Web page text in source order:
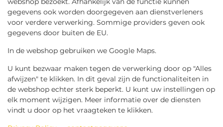
webshop bezoekt. Afhankelijk van de functie kunnen
gegevens ook worden doorgegeven aan dienstverleners
voor verdere verwerking. Sommige providers geven ook
gegevens door buiten de EU.
In de webshop gebruiken we Google Maps.
U kunt bezwaar maken tegen de verwerking door op "Alles
afwijzen" te klikken. In dit geval zijn de functionaliteiten in
de webshop echter sterk beperkt. U kunt uw instellingen op
elk moment wijzigen. Meer informatie over de diensten
vindt u door op het vraagteken te klikken.